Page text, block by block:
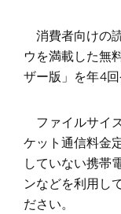
消費者向けの
ウを満載した無
ザー版」を年4回
ファイルサイ
ケット通信料金
していない携帯
ンなどを利用し
ださい。